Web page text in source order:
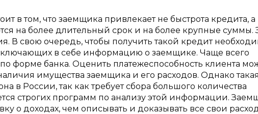
в том, что заемщика привлекает не быстрота кредита, а
на более длительный срок и на более крупные суммы.
В свою очередь, чтобы получить такой кредит
в себе информацию о заемщике. Чаще всего
форме банка. Оценить платежеспособность клиента
имущества заемщика и его расходов. Однако такая
в России, так как требует сбора большого количества
строгих программ по анализу этой информации.
о доходах, чем описывать и доказывать все свои